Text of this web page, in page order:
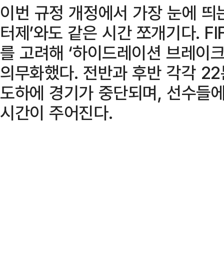
이번 규정 개정에서 가장 눈에 띄
터제’와도 같은 시간 쪼개기다.
를 고려해 ‘하이드레이션 브레
의무화했다. 전반과 후반 각각
도하에 경기가 중단되며, 선수들
시간이 주어진다.